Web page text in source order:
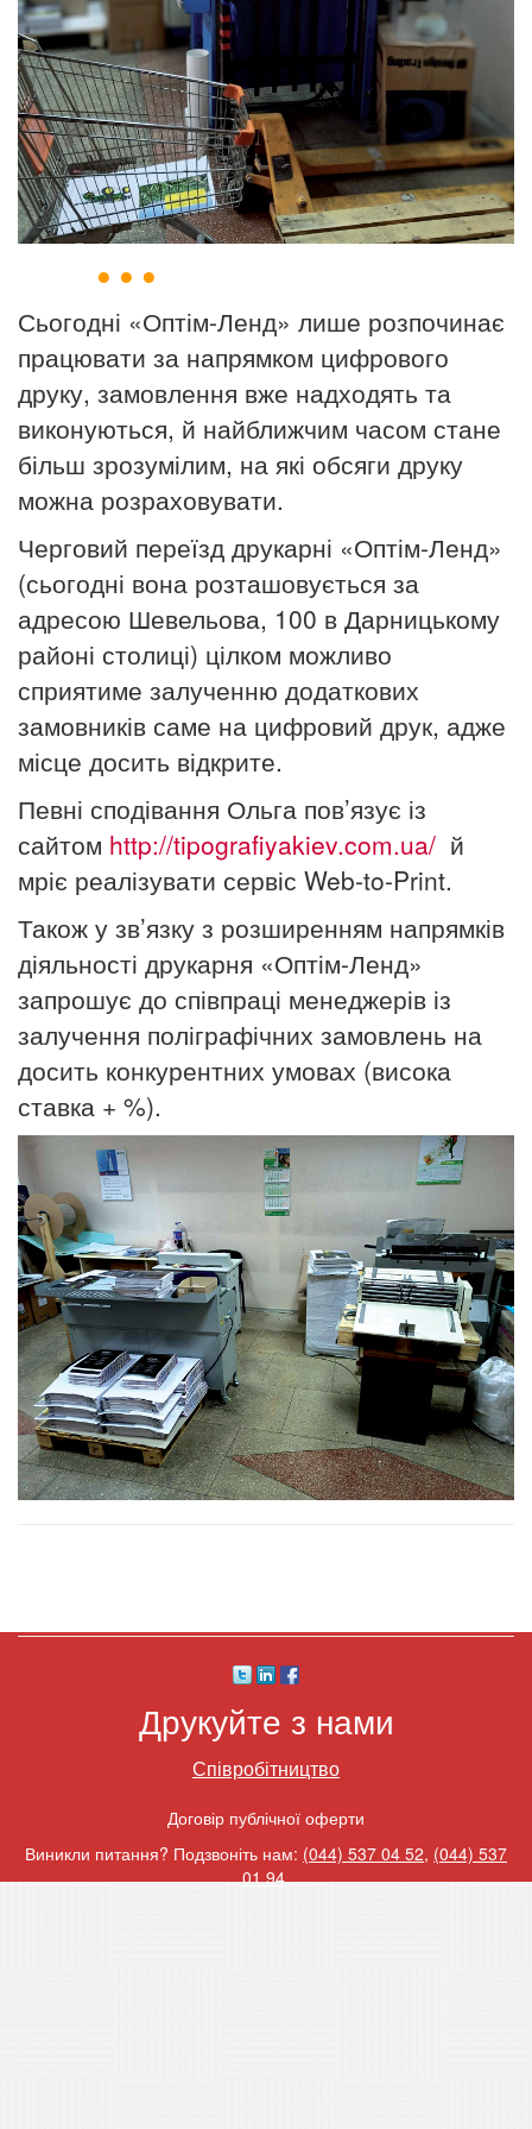
● ● ●
Сьогодні «Оптім-Ленд» лише розпочинає
працювати за напрямком цифрового
друку, замовлення вже надходять та
виконуються, й найближчим часом стане
більш зрозумілим, на які обсяги друку
можна розраховувати.
Черговий переїзд друкарні «Оптім-Ленд»
(сьогодні вона розташовується за
адресою Шевельова, 100 в Дарницькому
районі столиці) цілком можливо
сприятиме залученню додаткових
замовників саме на цифровий друк, адже
місце досить відкрите.
Певні сподівання Ольга пов’язує із
сайтом http://tipografiyakiev.com.ua/ й
мріє реалізувати сервіс Web-to-Print.
Також у зв’язку з розширенням напрямків
діяльності друкарня «Оптім-Ленд»
запрошує до співпраці менеджерів із
залучення поліграфічних замовлень на
досить конкурентних умовах (висока
ставка + %).
Друкуйте з нами
Співробітництво
Договір публічної оферти
Виникли питання? Подзвоніть нам: (044) 537 04 52, (044) 537
01 94.